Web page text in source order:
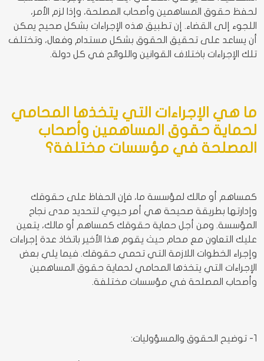
لحفظ حقوق المساهمين وأصحاب المصلحة، وإذا لزم الأمر،
اللجوء إلى القضاء. إن تطبيق هذه الإجراءات بشكل صحيح يمكن
أن يساعد على تحقيق الحقوق بشكل مستدام وفعال، وتختلف
تلك الإجراءات باختلاف القوانين واللوائح في كل دولة.
ما هي الإجراءات التي يتخذها المحامي
لحماية حقوق المساهمين وأصحاب
المصلحة في مؤسسات مختلفة؟
كمساهم أو مالك لمؤسسة ما، فإن الحفاظ على حقوقك
وإدارتها بطريقة صحيحة هي أمر حيوي لتحديد مدى نجاح
المؤسسة. ومن أجل حماية حقوقك كمساهم أو مالك، يتعين
عليك التعاون مع محام حيث يقوم هذا الأخير باتخاذ عدة إجراءات
وإجراء الخطوات اللازمة التي تحمي حقوقك. فيما يلي بعض
الإجراءات التي يتخذها المحامي لحماية حقوق المساهمين
وأصحاب المصلحة في مؤسسات مختلفة.
1- توضيح الحقوق والمسؤوليات: